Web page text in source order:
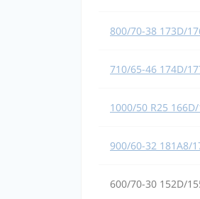
800/70-38 173D/
710/65-46 174D/
1000/50 R25
900/60-32 181A8/
600/70-30 152D/